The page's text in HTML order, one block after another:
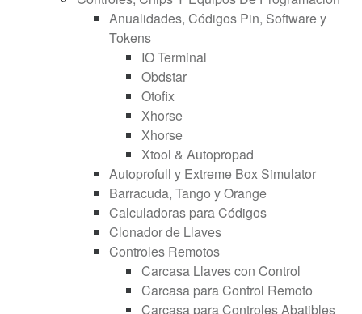
Anualidades, Códigos Pin, Software y
Tokens
IO Terminal
Obdstar
Otofix
Xhorse
Xhorse
Xtool & Autopropad
Autoprofull y Extreme Box Simulator
Barracuda, Tango y Orange
Calculadoras para Códigos
Clonador de Llaves
Controles Remotos
Carcasa Llaves con Control
Carcasa para Control Remoto
Carcasa para Controles Abatibles